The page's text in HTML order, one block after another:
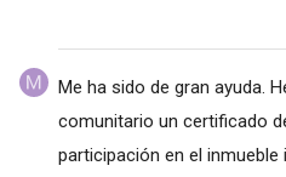
Me ha sido de gran ayuda.
comunitario un certificado
participación en el